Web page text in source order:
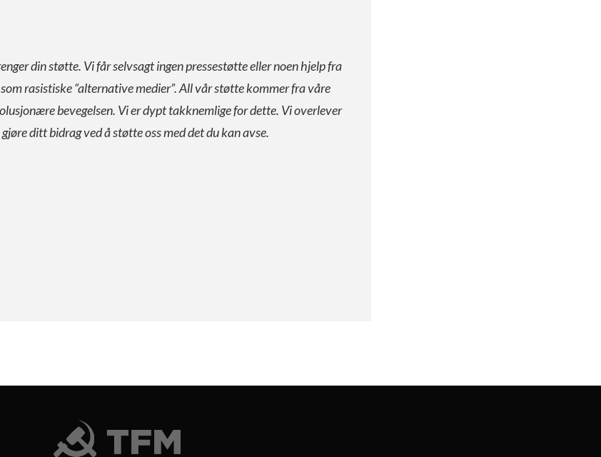
din støtte. Vi får selvsagt ingen pressestøtte eller noen hjelp fra
rasistiske “alternative medier”. All vår støtte kommer fra våre
bevegelsen. Vi er dypt takknemlige for dette. Vi overlever
ditt bidrag ved å støtte oss med det du kan avse.